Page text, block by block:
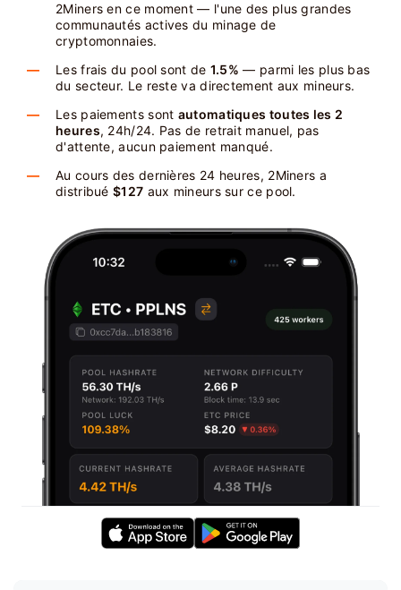
2Miners en ce moment — l'une des plus grandes
communautés actives du minage de
cryptomonnaies.
Les frais du pool sont de 1.5% — parmi les plus bas
du secteur. Le reste va directement aux mineurs.
Les paiements sont automatiques toutes les 2
heures, 24h/24. Pas de retrait manuel, pas
d'attente, aucun paiement manqué.
Au cours des dernières 24 heures, 2Miners a
distribué $127 aux mineurs sur ce pool.